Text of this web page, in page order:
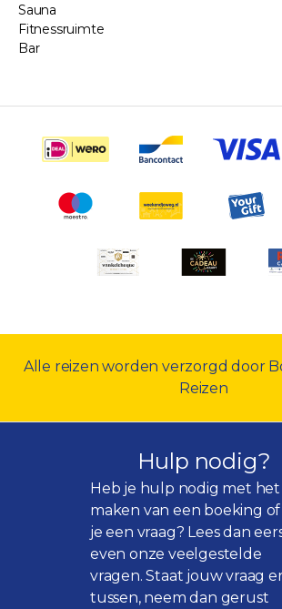
Sauna
Fitnessruimte
Bar
Alle reizen worden verzorgd door
Reizen
Hulp nodig?
Heb je hulp nodig met het
maken van een boeking
je een vraag? Lees dan
even onzeveelgestelde
vragen. Staat jouw vraag
tussen, neem dan gerust